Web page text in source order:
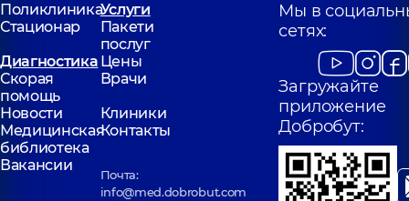
ПоликлиникаУслуги
Стационар
Пакети
послуг
Диагностика Цены
Скорая
помощь
Врачи
Новости
Клиники
Медицинская
библиотека
Контакты
Вакансии
Почта:
info@med.dobrobut.com
Мы в
сетях:
Загружайте
приложение
Добробут: